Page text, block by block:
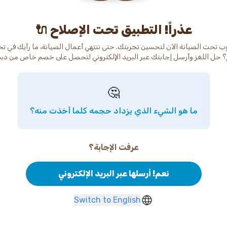
عذراً! التطبيق تحت الإصلاح 🔌
تحت الصيانة الآن لتحسين تجربتك. حتى ننتهي أعمال الصيانة، ما رأيك في
حل اللغز وأرسل إجابتك عبر البريد الإلكتروني لتحصل على خصم خاص من
🤔
ما هو الشيء الذي يزداد حجمه كلما أخذت منه؟
عرفت الإجابة؟
نعم! أرسلها عبر البريد الإلكتروني
Switch to English